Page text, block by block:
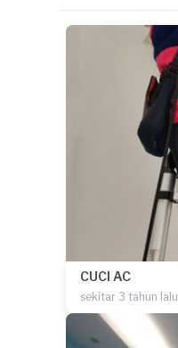
CUCI AC
sekitar 3 tahun lalu